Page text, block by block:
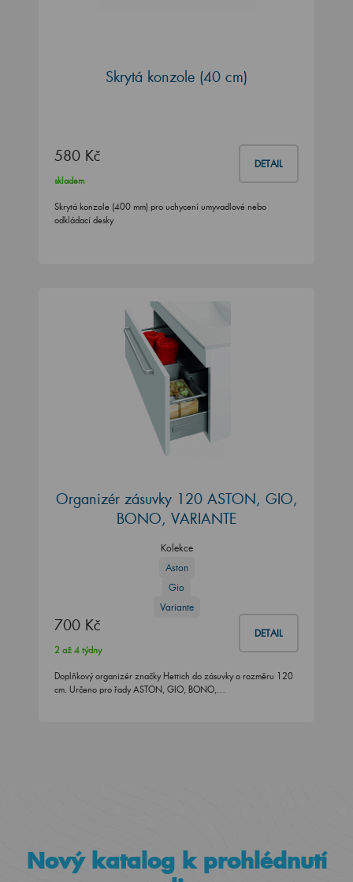
Skrytá konzole (40 cm)
580 Kč DETAIL
skladem
Skrytá konzole (400 mm) pro uchycení umyvadlové nebo
odkládací desky
Organizér zásuvky 120 ASTON, GIO,
BONO, VARIANTE
Kolekce
Aston
Gio
Variante
700 Kč DETAIL
2 až 4 týdny
Doplňkový organizér značky Hettich do zásuvky o rozměru 120
cm. Určeno pro řady ASTON, GIO, BONO,…
Nový katalog k prohlédnutí